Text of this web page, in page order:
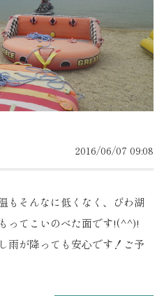
2016/06/07 09:08
もそんなに低くなく、びわ湖
ってこいのべた面です!(^^)!
雨が降っても安心です！ご予